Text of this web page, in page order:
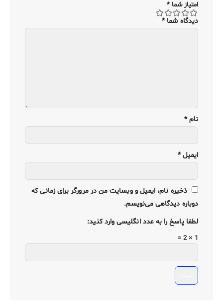
امتیاز شما *
دیدگاه شما*
نام*
ایمیل*
ذخیره نام، ایمیل و وبسایت من در مرورگر برای زمانی که
دوباره دیدگاهی می‌نویسم.
لطفا پاسخ را به عدد انگلیسی وارد کنید:
1 × 2 =